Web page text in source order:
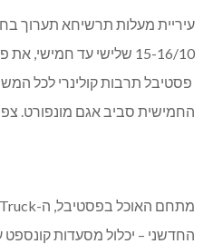
עיריית מעלות תרשיחא תערוך
פסטיבל תרבות קולינרי לכל
החמישית סביב אגם מונפורט.
החדשני – יכלול מסעדות קונספט